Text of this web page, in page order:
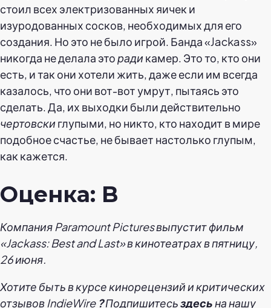
стоил всех электризованных яичек и
изуродованных сосков, необходимых для его
создания. Но это не было игрой. Банда «Jackass»
никогда не делала это ради камер. Это то, кто они
есть, и так они хотели жить, даже если им всегда
казалось, что они вот-вот умрут, пытаясь это
сделать. Да, их выходки были действительно
чертовски глупыми, но никто, кто находит в мире
подобное счастье, не бывает настолько глупым,
как кажется.
Оценка: B
Компания Paramount Pictures выпустит фильм
«Jackass: Best and Last» в кинотеатрах в пятницу,
26 июня.
Хотите быть в курсе кинорецензий и критических
отзывов IndieWire ?Подпишитесьздесьна нашу